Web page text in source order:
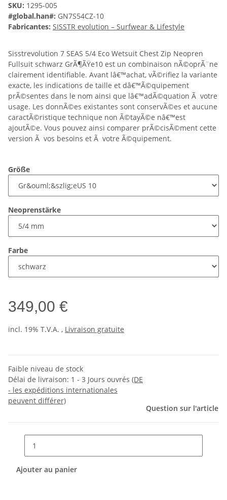
SKU: 1295-005
#global.han#: GN7S54CZ-10
Fabricantes: SISSTR evolution – Surfwear & Lifestyle
Sisstrevolution 7 SEAS 5/4 Eco Wetsuit Chest Zip Neopren
Fullsuit schwarz GrÃ¶ÃŸe10 est un combinaison nÃ©oprÃ¨ne
clairement identifiable. Avant lâ€™achat, vÃ©rifiez la variante
exacte, les indications de taille et dâ€™Ã©quipement
prÃ©sentes dans le nom ainsi que lâ€™adÃ©quation Ã votre
usage. Les donnÃ©es existantes sont conservÃ©es et aucune
caractÃ©ristique technique non Ã©tayÃ©e nâ€™est
ajoutÃ©e. Vous pouvez ainsi comparer prÃ©cisÃ©ment cette
version Ã vos besoins et Ã votre Ã©quipement.
Größe
Neoprenstärke
Farbe
349,00 €
incl. 19% T.V.A. , Livraison gratuite
Faible niveau de stock
Délai de livraison: 1 - 3 Jours ouvrés (DE
- les expéditions internationales
peuvent différer)
Question sur l'article
Ajouter au panier